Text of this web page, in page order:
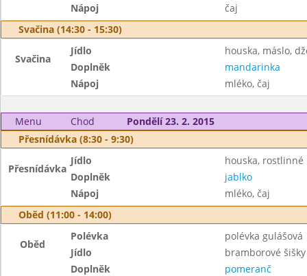
Nápoj
čaj
Svačina (14:30 - 15:30)
Svačina
Jídlo
houska, máslo,
Doplněk
mandarinka
Nápoj
mléko, čaj
Menu Chod
Pondělí 23. 2. 2015
Přesnídávka (8:30 - 9:30)
Přesnídávka
Jídlo
houska, rostlinné
Doplněk
jablko
Nápoj
mléko, čaj
Oběd (11:00 - 14:00)
Oběd
Polévka
polévka gulášová
Jídlo
bramborové
Doplněk
pomeranč